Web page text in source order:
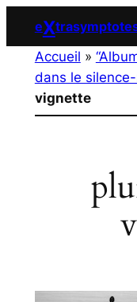
contenu
eX
Accueil »
dans le
vignette